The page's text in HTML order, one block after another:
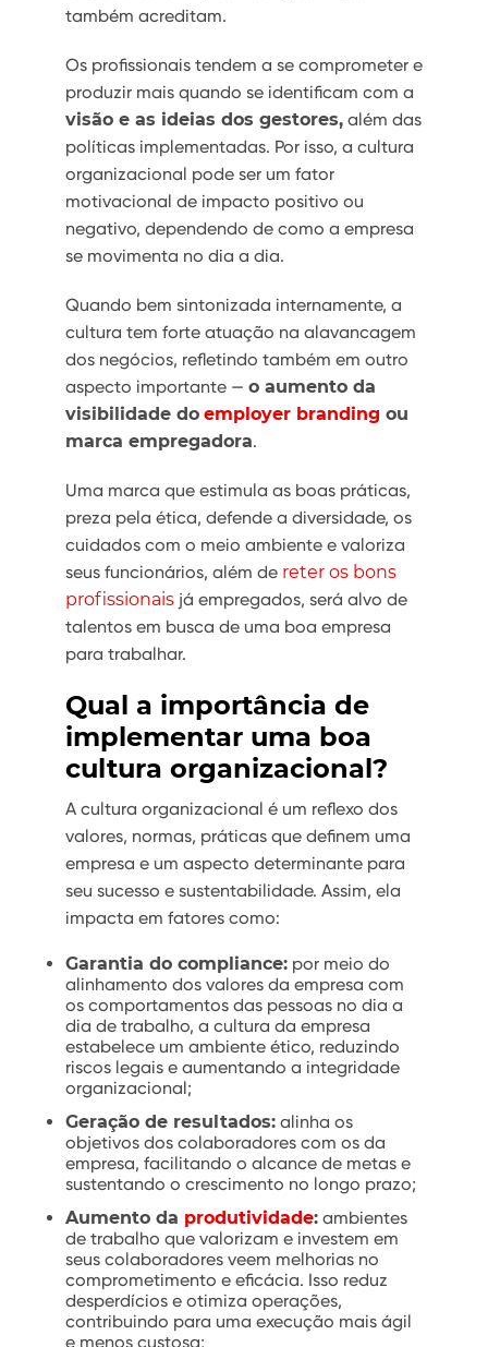
também acreditam.
Os profissionais tendem a se comprometer e
produzir mais quando se identificam com a
visão e as ideias dos gestores, além das
políticas implementadas. Por isso, a cultura
organizacional pode ser um fator
motivacional de impacto positivo ou
negativo, dependendo de como a empresa
se movimenta no dia a dia.
Quando bem sintonizada internamente, a
cultura tem forte atuação na alavancagem
dos negócios, refletindo também em outro
aspecto importante — o aumento da
visibilidade do employer branding ou
marca empregadora.
Uma marca que estimula as boas práticas,
preza pela ética, defende a diversidade, os
cuidados com o meio ambiente e valoriza
seus funcionários, além de reter os bons
profissionais já empregados, será alvo de
talentos em busca de uma boa empresa
para trabalhar.
Qual a importância de
implementar uma boa
cultura organizacional?
A cultura organizacional é um reflexo dos
valores, normas, práticas que definem uma
empresa e um aspecto determinante para
seu sucesso e sustentabilidade. Assim, ela
impacta em fatores como:
Garantia do compliance: por meio do
alinhamento dos valores da empresa com
os comportamentos das pessoas no dia a
dia de trabalho, a cultura da empresa
estabelece um ambiente ético, reduzindo
riscos legais e aumentando a integridade
organizacional;
Geração de resultados: alinha os
objetivos dos colaboradores com os da
empresa, facilitando o alcance de metas e
sustentando o crescimento no longo prazo;
Aumento da produtividade: ambientes
de trabalho que valorizam e investem em
seus colaboradores veem melhorias no
comprometimento e eficácia. Isso reduz
desperdícios e otimiza operações,
contribuindo para uma execução mais ágil
e menos custosa;